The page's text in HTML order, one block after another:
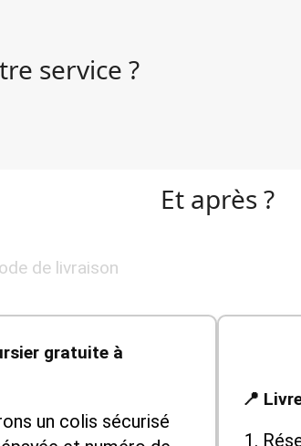
service ?
Et après ?
de livraison
gratuite à
un colis sécurisé
📍